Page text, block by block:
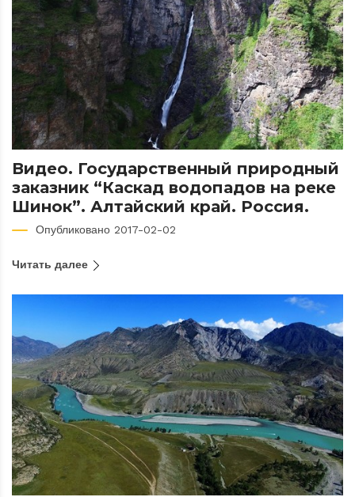
Видео. Государственный природный
заказник “Каскад водопадов на реке
Шинок”. Алтайский край. Россия.
Опубликовано 2017-02-02
Читать далее